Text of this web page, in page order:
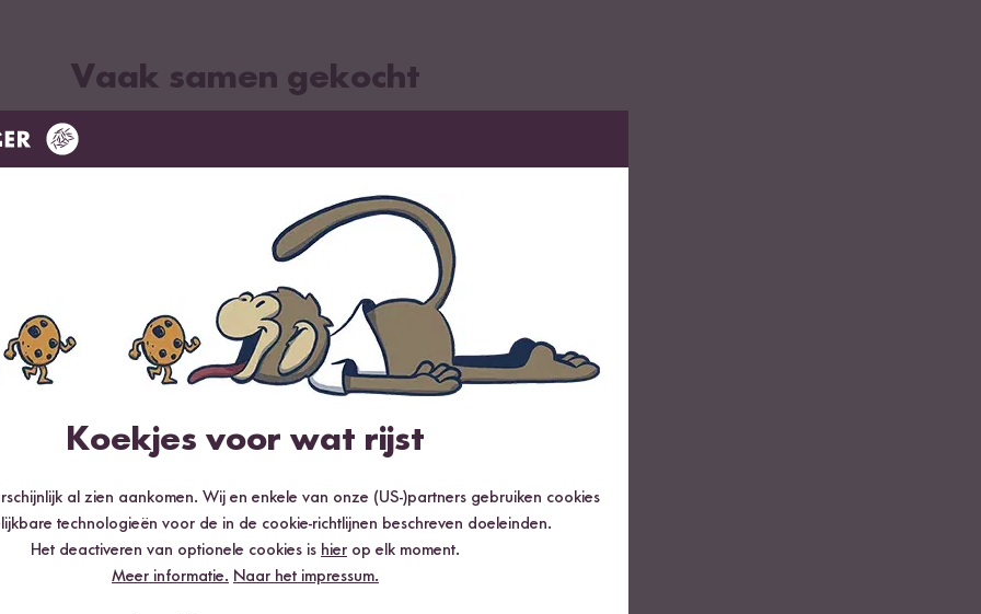
Vaak samen gekocht
Loading...
Dit zeggen onze klanten
Koekjes voor wat rijst
al zien aankomen. Wij en enkele van onze (US-)partners gebruiken cookies
technologieën voor de in de cookie-richtlijnen beschreven doeleinden.
Het deactiveren van optionele cookies is hier op elk moment.
Meer informatie. Naar het impressum.